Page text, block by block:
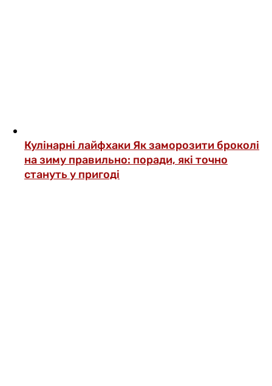
Кулінарні лайфхаки Як заморозити броколі
на зиму правильно: поради, які точно
стануть у пригоді